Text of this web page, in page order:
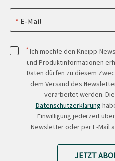
E-Mail
* Ich möchte den Kneipp-
und Produktinformationen
Daten dürfen zu diesem
dem Versand des
verarbeitet werden.
Datenschutzerklärung
Einwilligung jederzeit
Newsletter oder per E-Mail
JETZT